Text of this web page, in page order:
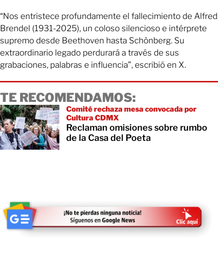
“Nos entristece profundamente el fallecimiento de Alfred
Brendel (1931-2025), un coloso silencioso e intérprete
supremo desde Beethoven hasta Schönberg. Su
extraordinario legado perdurará a través de sus
grabaciones, palabras e influencia”, escribió en X.
TE RECOMENDAMOS:
Comité rechaza mesa convocada por
Cultura CDMX
Reclaman omisiones sobre rumbo
de la Casa del Poeta